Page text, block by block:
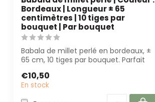
Bordeaux | Longueur ± 65
centimètres | 10 tiges par
bouquet | Par bouquet
Babala de millet perlé en bordeaux, ±
65 cm, 10 tiges par bouquet. Parfait
€10,50
En stock